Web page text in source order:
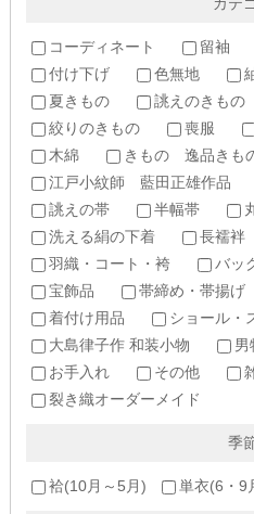
コーディネート 留袖
付け下げ
色無地
夏きもの
誂えのきもの
絞りのきもの
喪服
木綿
きもの 逸品きも
江戸小紋師 藍田正雄作品
誂えの帯
半幅帯
洗える絹の下着
長襦袢
羽織・コート・袴
バッ
宝飾品
帯締め・帯揚げ
着付け用品
ショール・
大島律子作 和装小物
男
お手入れ
その他
裂き織オーダーメイド
季
袷(10月～5月) 単衣(6・